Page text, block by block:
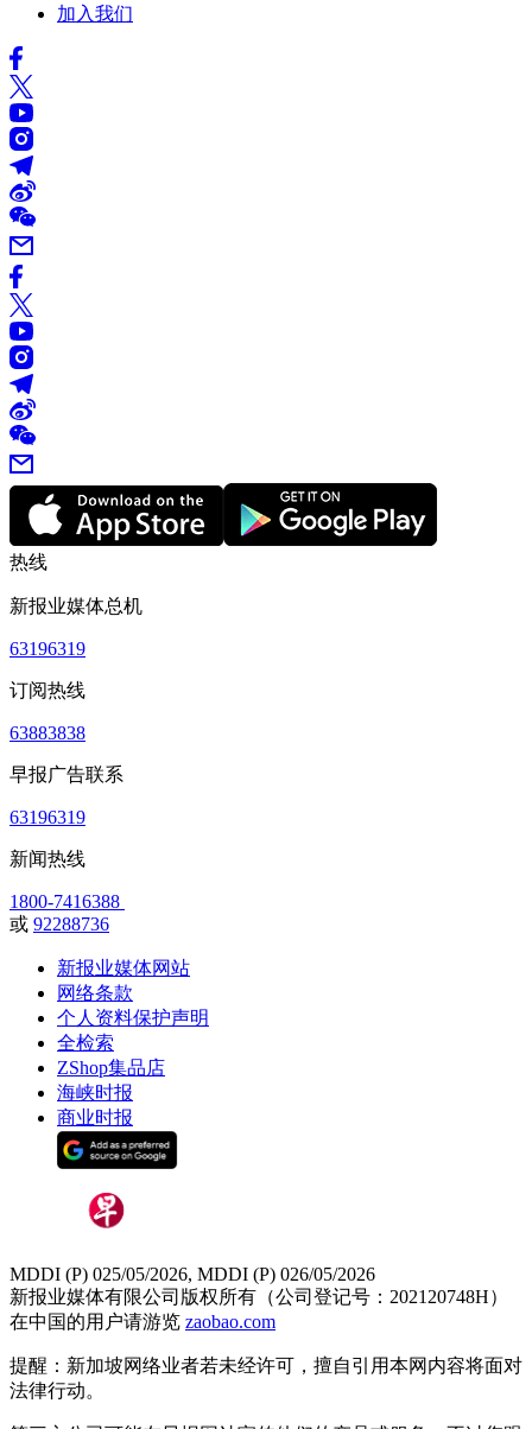
加入我们
热线
新报业媒体总机
63196319
订阅热线
63883838
早报广告联系
63196319
新闻热线
1800-7416388
或 92288736
新报业媒体网站
网络条款
个人资料保护声明
全检索
ZShop集品店
海峡时报
商业时报
MDDI (P) 025/05/2026, MDDI (P) 026/05/2026
新报业媒体有限公司版权所有（公司登记号：202120748H）
在中国的用户请游览 zaobao.com
提醒：新加坡网络业者若未经许可，擅自引用本网内容将面对
法律行动。